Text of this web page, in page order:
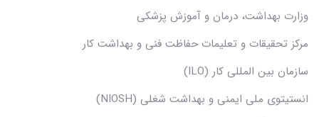
وزارت بهداشت، درمان و آموزش پزشکی
مرکز تحقیقات و تعلیمات حفاظت فنی و بهداشت کار
سازمان بین المللی کار (ILO)
انستیتوی ملی ایمنی و بهداشت شغلی (NIOSH)